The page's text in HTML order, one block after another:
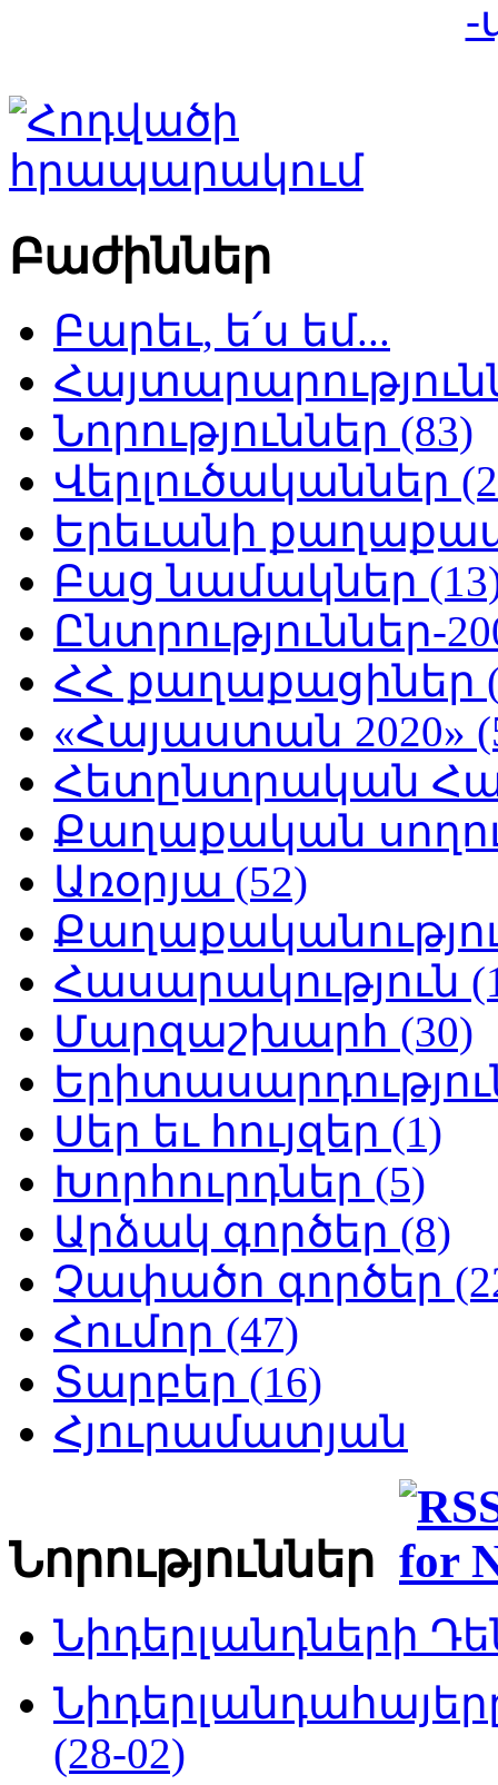
-
Բաժիններ
Բարեւ, ե՛ս եմ...
Նորություններ (83)
Վերլուծականներ
Երեւանի
Բաց նամակներ
Ընտրություններ-
ՀՀ քաղաքացիներ
«Հայաստան 2020»
Հետընտրական
Քաղաքական
Առօրյա (52)
Հասարակություն
Մարզաշխարհ (30)
Սեր եւ հույզեր (1)
Խորհուրդներ (5)
Արձակ գործեր (8)
Չափածո գործեր
Հումոր (47)
Տարբեր (16)
Հյուրամատյան
Նորություններ
Նիդերլանդների
(28-02)